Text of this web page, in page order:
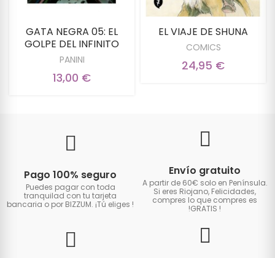
GATA NEGRA 05: EL
GOLPE DEL INFINITO
PANINI
13,00 €
EL VIAJE DE SHUNA
COMICS
24,95 €
Pago 100% seguro
Puedes pagar con toda
tranquilad con tu tarjeta
bancaria o por BIZZUM. ¡Tú eliges !
Envío gratuito
A partir de 60€ solo en Península.
Si eres Riojano, Felicidades,
compres lo que compres es
!GRATIS !